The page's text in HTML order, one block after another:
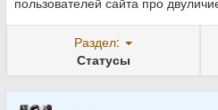
Раздел:
Статусы